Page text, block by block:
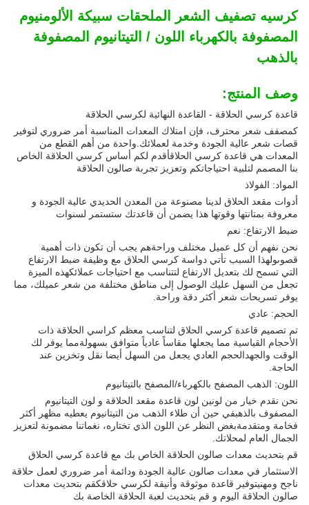
كرسيه تصفيف الشعر الملحقات سبيكة الألومنيوم
المصفوفة بالكهرباء اللون / التيتانيوم المصفوفة
بالذهب
وصف المنتج:
قاعدة كرسي الحلاقة - القاعدة النهائية لكرسي الحلاقة
كمصفف شعر محترف، فإن امتلاك المعدات المناسبة أمر ضروري لتوفير
قصات شعر عالية الجودة وخدمة لعملائك.واحدة من أهم القطع من
المعدات هي قاعدة كرسي الحلاقأقدم لكم أساس كرسي الحلاقة الخاص
بنا المصمم لتلبية احتياجاتكم وتعزيز تجربة صالون الحلاقة
المواد: الفولاذ
أدوات مقعد الحلاق لدينا مصنوعة من المعدن الحديدي عالية الجودة و
معروفة بمتانتها وقوتها هذا يضمن أن قاعدتك ستستمر لسنوات
ضبط الارتفاع: نعم
نحن نفهم أن كل عميل مختلف وراحةهم يجب أن تكون ذات أهمية
قصوىولهذا السبب تأتي دواسة كرسي الحلاق مع وظيفة ضبط الارتفاع
التي تسمح لك بتعديل الارتفاع لتتناسب مع احتياجات عملائكهذه الميزة
تجعل من السهل عليك الوصول إلى مناطق مختلفة من شعر عميلك، مما
يوفر تسريحات شعر أكثر دقة وراحة.
الحجم: عادي
تم تصميم قاعدة كرسي الحلاق لتناسب معظم كراسي الحلاقة ذات
الأحجام القياسية مما يجعلها مقاساً عادياً متوافق بسهولةمما يوفر لك
الوقت والجهدالحجم العادي يجعل من السهل أيضا نقل وتخزين عند
الحاجة.
اللون: الذهب المصفح بالكهرباء/المصفح بالتيتانيوم
نحن نقدم خيار من لونين لون قاعدة مقعد الحلاقة و لون التيتانيوم
المصفوف بالذهبفي حين أن طلاء الذهب من التيتانيوم يعطيه مظهر أكثر
فخامة ومتقدمةبغض النظر عن اللون الذي تختاره، نغماتنا مضمونة لتعزيز
الجمال العام لمحلاتك.
قم بتحديث معدات صالون الحلاقة الخاص بك مع قاعدة كرسي الحلاق
الاستثمار في معدات صالون عالية الجودة ودائمة أمر ضروري لعمل حلاقة
ناجح ومهنيتوفير قاعدة موثوقة وأنيقة لكرسي حلاقكقم بتحديث معدات
صالون الحلاقة اليوم و قم بتحديث لعبة الحلاقة الخاصة بك